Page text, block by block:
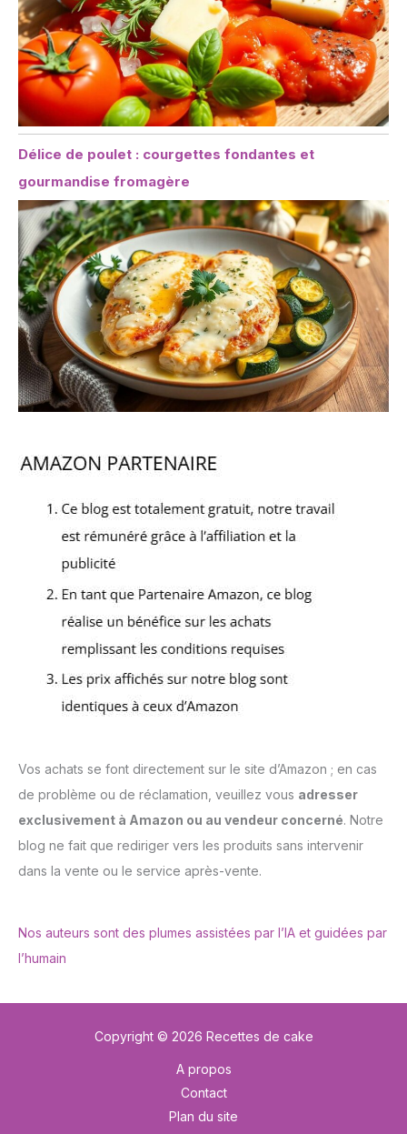
Délice de poulet : courgettes fondantes et
gourmandise fromagère
Vos achats se font directement sur le site d’Amazon ; en cas
de problème ou de réclamation, veuillez vous adresser
exclusivement à Amazon ou au vendeur concerné. Notre
blog ne fait que rediriger vers les produits sans intervenir
dans la vente ou le service après-vente.
Nos auteurs sont des plumes assistées par l’IA et guidées par
l’humain
Copyright © 2026 Recettes de cake
A propos
Contact
Plan du site